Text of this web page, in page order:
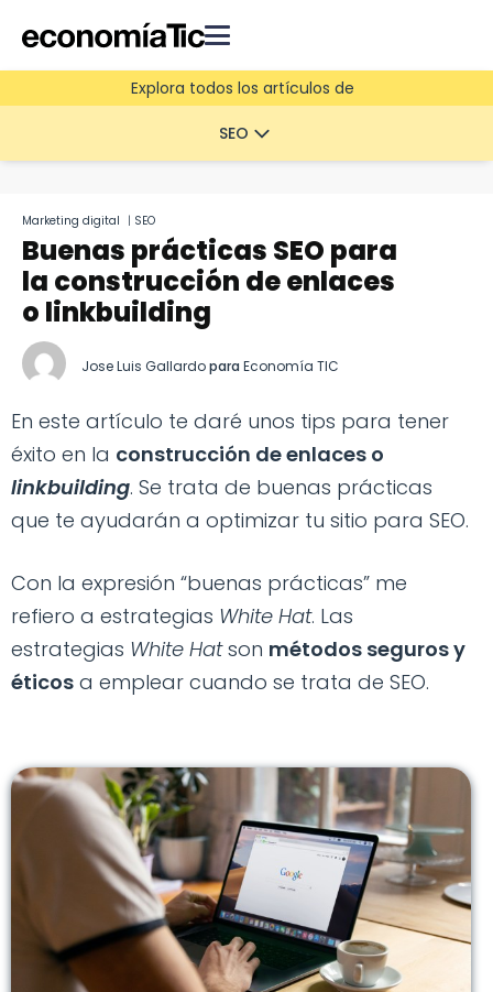
Explora todos los artículos de
SEO
Marketing digital | SEO
Buenas prácticas SEO para
la construcción de enlaces
o linkbuilding
Jose Luis Gallardopara Economía TIC
En este artículo te daré unos tips para tener
éxito en la construcción de enlaces o
linkbuilding. Se trata de buenas prácticas
que te ayudarán a optimizar tu sitio para SEO.
Con la expresión “buenas prácticas” me
refiero a estrategias White Hat. Las
estrategias White Hatson métodos seguros y
éticos a emplear cuando se trata de SEO.